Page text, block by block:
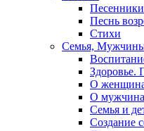
Песнь
Стихи
Семья,
Здоровье.
О
О
Семья и
Создание